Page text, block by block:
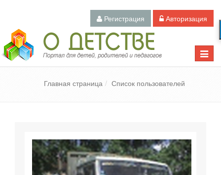
Регистрация Авторизация
Toggle
Педагогический портал «О детстве»
Главная страница Список пользователей